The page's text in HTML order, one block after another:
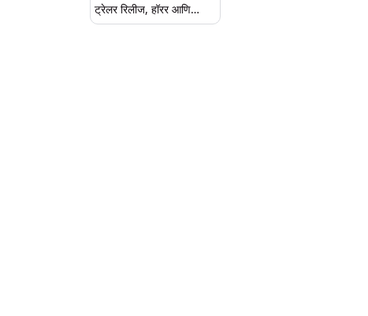
ट्रेलर रिलीज, हॉरर आणि
कॉमेडीने वाढवली चाहत्यांची